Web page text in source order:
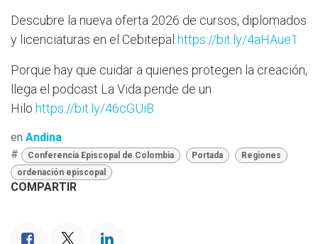
Descubre la nueva oferta 2026 de cursos, diplomados
y licenciaturas en el Cebitepal https://bit.ly/4aHAue1
Porque hay que cuidar a quienes protegen la creación,
llega el podcast La Vida pende de un
Hilo https://bit.ly/46cGUiB
en Andina
#
Conferencia Episcopal de Colombia Portada
Regiones
ordenación episcopal
COMPARTIR